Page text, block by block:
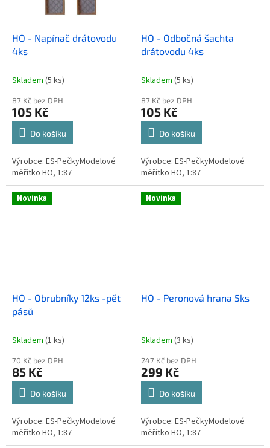
HO - Napínač drátovodu
4ks
Skladem (5 ks)
87 Kč bez DPH
105 Kč
Do košíku
Výrobce: ES-PečkyModelové
měřítko HO, 1:87
HO - Odbočná šachta
drátovodu 4ks
Skladem (5 ks)
87 Kč bez DPH
105 Kč
Do košíku
Výrobce: ES-PečkyModelové
měřítko HO, 1:87
Novinka
HO - Obrubníky 12ks -pět
pásů
Skladem (1 ks)
70 Kč bez DPH
85 Kč
Do košíku
Výrobce: ES-PečkyModelové
měřítko HO, 1:87
Novinka
HO - Peronová hrana 5ks
Skladem (3 ks)
247 Kč bez DPH
299 Kč
Do košíku
Výrobce: ES-PečkyModelové
měřítko HO, 1:87